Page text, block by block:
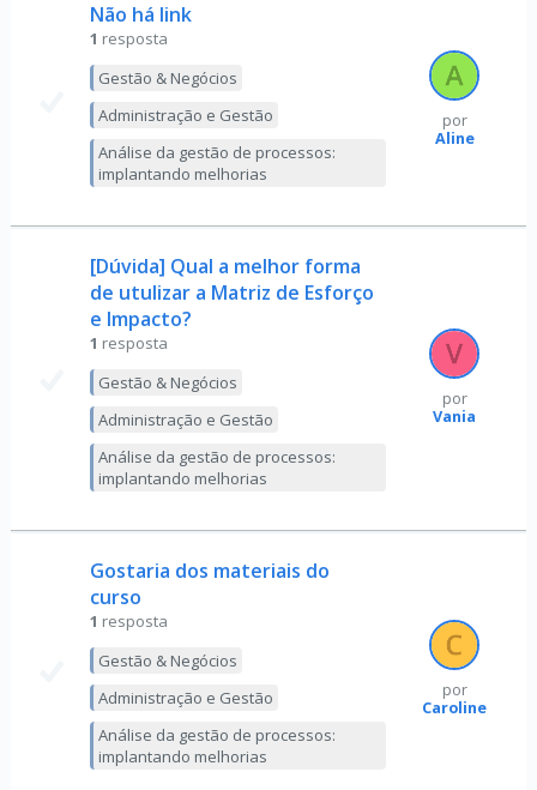
Não há link
1 resposta
Gestão & Negócios
Administração e Gestão
Análise da gestão de processos:
implantando melhorias
por
Aline
[Dúvida] Qual a melhor forma
de utulizar a Matriz de Esforço
e Impacto?
1 resposta
Gestão & Negócios
Administração e Gestão
Análise da gestão de processos:
implantando melhorias
por
Vania
Gostaria dos materiais do
curso
1 resposta
Gestão & Negócios
Administração e Gestão
Análise da gestão de processos:
implantando melhorias
por
Caroline